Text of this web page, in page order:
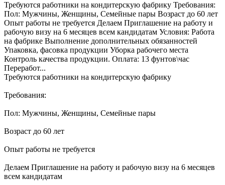
Требуются работники на кондитерскую фабрику Требования:
Пол: Мужчины, Женщины, Семейные пары Возраст до 60 лет
Опыт работы не требуется Делаем Приглашение на работу и
рабочую визу на 6 месяцев всем кандидатам Условия: Работа
на фабрике Выполнение дополнительных обязанностей
Упаковка, фасовка продукции Уборка рабочего места
Контроль качества продукции. Оплата: 13 фунтов\час
Переработ...
Требуются работники на кондитерскую фабрику
Требования:
Пол: Мужчины, Женщины, Семейные пары
Возраст до 60 лет
Опыт работы не требуется
Делаем Приглашение на работу и рабочую визу на 6 месяцев
всем кандидатам